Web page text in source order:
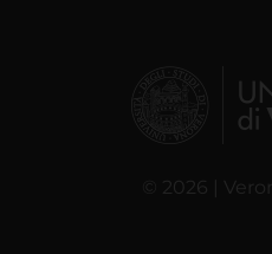
© 2026 |